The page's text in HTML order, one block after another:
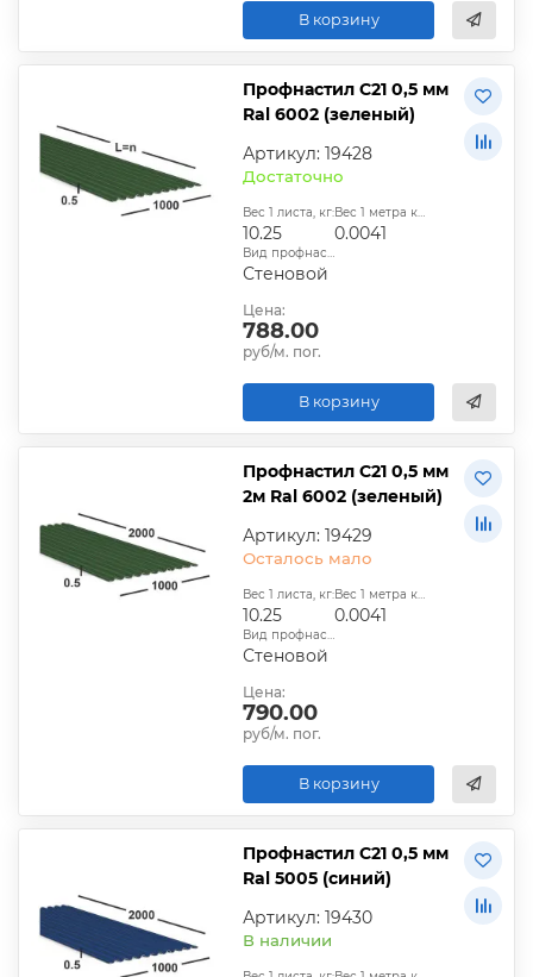
В корзину
Профнастил С21 0,5 мм
Ral 6002 (зеленый)
Артикул: 19428
Достаточно
Вес 1 листа, кг:
10.25
Вес 1 метра квадратного, т:
0.0041
Вид профнастила:
Стеновой
Цена:
788.00
руб/м. пог.
В корзину
Профнастил С21 0,5 мм
2м Ral 6002 (зеленый)
Артикул: 19429
Осталось мало
Вес 1 листа, кг:
10.25
Вес 1 метра квадратного, т:
0.0041
Вид профнастила:
Стеновой
Цена:
790.00
руб/м. пог.
В корзину
Профнастил С21 0,5 мм
Ral 5005 (синий)
Артикул: 19430
В наличии